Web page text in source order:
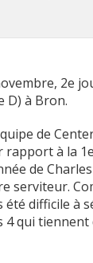
2e
D) à Bron.
de
rapport à la
de
serviteur.
été difficile à
4 qui